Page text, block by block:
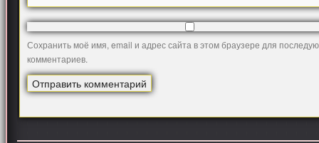
Сохранить моё имя, email и адрес сайта в этом браузере для
комментариев.